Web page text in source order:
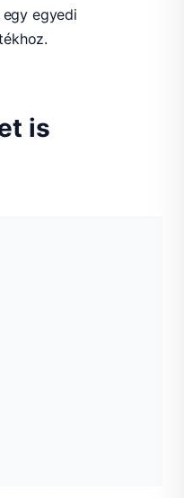
egyedi
is